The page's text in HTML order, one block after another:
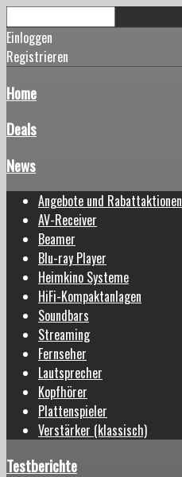
Einloggen
Registrieren
Home
Deals
News
Angebote und Rabattaktionen
AV-Receiver
Beamer
Blu-ray Player
Heimkino Systeme
HiFi-Kompaktanlagen
Soundbars
Streaming
Fernseher
Lautsprecher
Kopfhörer
Plattenspieler
Verstärker (klassisch)
Testberichte